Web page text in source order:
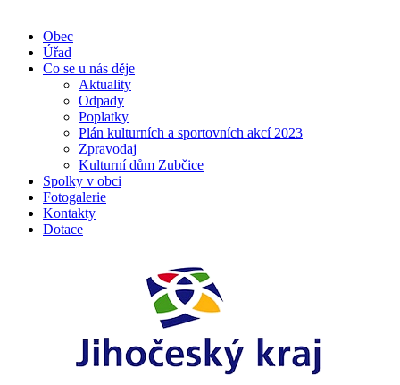
Obec
Úřad
Co se u nás děje
Aktuality
Odpady
Poplatky
Plán kulturních a sportovních akcí 2023
Zpravodaj
Kulturní dům Zubčice
Spolky v obci
Fotogalerie
Kontakty
Dotace